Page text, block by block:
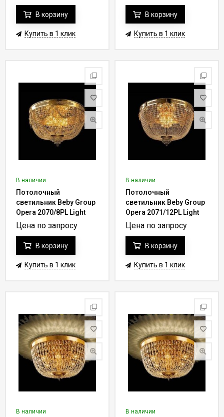
В корзину
Купить в 1 клик
В корзину
Купить в 1 клик
В наличии
Потолочный
светильник Beby Group
Opera 2070/8PL Light
gold CUT CRYSTAL
Цена по запросу
В корзину
Купить в 1 клик
В наличии
Потолочный
светильник Beby Group
Opera 2071/12PL Light
gold CUT CRYSTAL
Цена по запросу
В корзину
Купить в 1 клик
В наличии В наличии